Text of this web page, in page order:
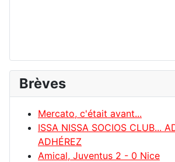
Brèves
Mercato, c'était avant...
ISSA NISSA SOCIOS CLUB...
ADHÉREZ
Amical, Juventus 2 - 0 Nice